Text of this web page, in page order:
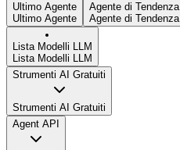
Ultimo Agente
Ultimo Agente
Agente di Tendenza
Agente di Tendenza
Lista Modelli LLM
Lista Modelli LLM
Strumenti AI Gratuiti
Strumenti AI Gratuiti
Agent API